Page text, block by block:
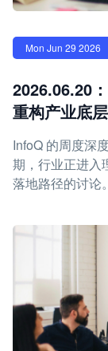
Mon Jun 29 2026
2026.06.20
重构产业底层
InfoQ 的周度深
期，行业正进入
落地路径的讨论。